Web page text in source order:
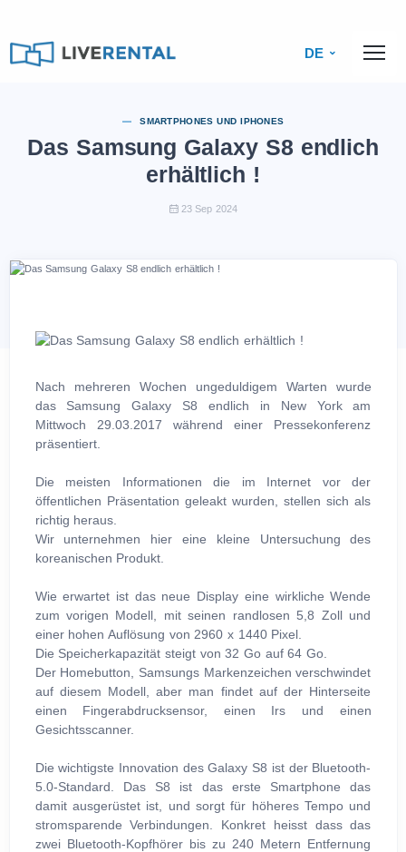
DE
SMARTPHONES UND IPHONES
Das Samsung Galaxy S8 endlich
erhältlich !
23 Sep 2024
Nach mehreren Wochen ungeduldigem Warten wurde
das Samsung Galaxy S8 endlich in New York am
Mittwoch 29.03.2017 während einer Pressekonferenz
präsentiert.
Die meisten Informationen die im Internet vor der
öffentlichen Präsentation geleakt wurden, stellen sich als
richtig heraus.
Wir unternehmen hier eine kleine Untersuchung des
koreanischen Produkt.
Wie erwartet ist das neue Display eine wirkliche Wende
zum vorigen Modell, mit seinen randlosen 5,8 Zoll und
einer hohen Auflösung von 2960 x 1440 Pixel.
Die Speicherkapazität steigt von 32 Go auf 64 Go.
Der Homebutton, Samsungs Markenzeichen verschwindet
auf diesem Modell, aber man findet auf der Hinterseite
einen Fingerabdrucksensor, einen Irs und einen
Gesichtsscanner.
Die wichtigste Innovation des Galaxy S8 ist der Bluetooth-
5.0-Standard. Das S8 ist das erste Smartphone das
damit ausgerüstet ist, und sorgt für höheres Tempo und
stromsparende Verbindungen. Konkret heisst dass das
zwei Bluetooth-Kopfhörer bis zu 240 Metern Entfernung